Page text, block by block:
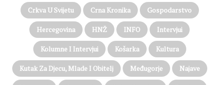
Crkva U Svijetu Crna Kronika Gospodarstvo
Hercegovina HNŽ INFO Intervjui
Kolumne I Intervjui Košarka Kultura
Kutak Za Djecu, Mlade I Obitelj Međugorje Najave